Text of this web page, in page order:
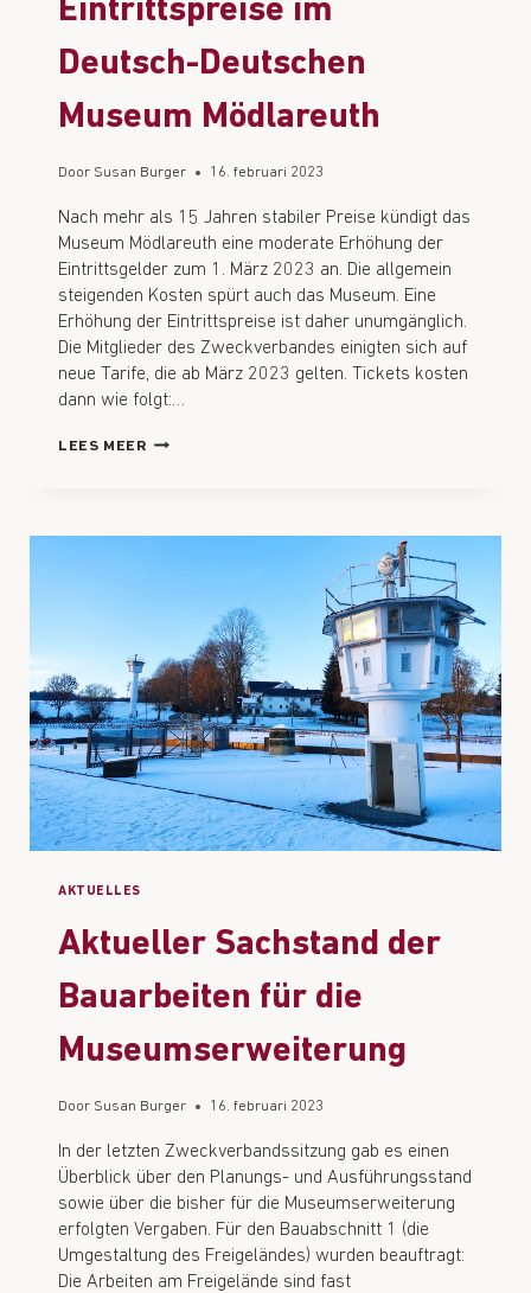
Eintrittspreise im
Deutsch-Deutschen
Museum Mödlareuth
Door Susan Burger 16. februari 2023
Nach mehr als 15 Jahren stabiler Preise kündigt das
Museum Mödlareuth eine moderate Erhöhung der
Eintrittsgelder zum 1. März 2023 an. Die allgemein
steigenden Kosten spürt auch das Museum. Eine
Erhöhung der Eintrittspreise ist daher unumgänglich.
Die Mitglieder des Zweckverbandes einigten sich auf
neue Tarife, die ab März 2023 gelten. Tickets kosten
dann wie folgt:…
LEES MEER
AKTUELLES
Aktueller Sachstand der
Bauarbeiten für die
Museumserweiterung
Door Susan Burger 16. februari 2023
In der letzten Zweckverbandssitzung gab es einen
Überblick über den Planungs- und Ausführungsstand
sowie über die bisher für die Museumserweiterung
erfolgten Vergaben. Für den Bauabschnitt 1 (die
Umgestaltung des Freigeländes) wurden beauftragt:
Die Arbeiten am Freigelände sind fast